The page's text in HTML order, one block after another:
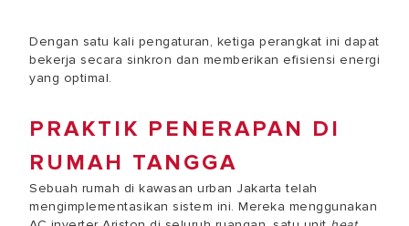
Dengan satu kali pengaturan, ketiga perangkat ini dapat
bekerja secara sinkron dan memberikan efisiensi energi
yang optimal.
PRAKTIK PENERAPAN DI
RUMAH TANGGA
Sebuah rumah di kawasan urban Jakarta telah
mengimplementasikan sistem ini. Mereka menggunakan